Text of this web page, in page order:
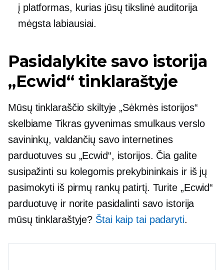
į platformas, kurias jūsų tikslinė auditorija
mėgsta labiausiai.
Pasidalykite savo istorija
„Ecwid“ tinklaraštyje
Mūsų tinklaraščio skiltyje „Sėkmės istorijos“
skelbiameTikras gyvenimassmulkaus verslo
savininkų, valdančių savo internetines
parduotuves su „Ecwid“, istorijos. Čia galite
susipažinti su kolegomis prekybininkais ir iš jų
pasimokyti iš pirmų rankų patirtį. Turite „Ecwid“
parduotuvę ir norite pasidalinti savo istorija
mūsų tinklaraštyje? Štai kaip tai padaryti.